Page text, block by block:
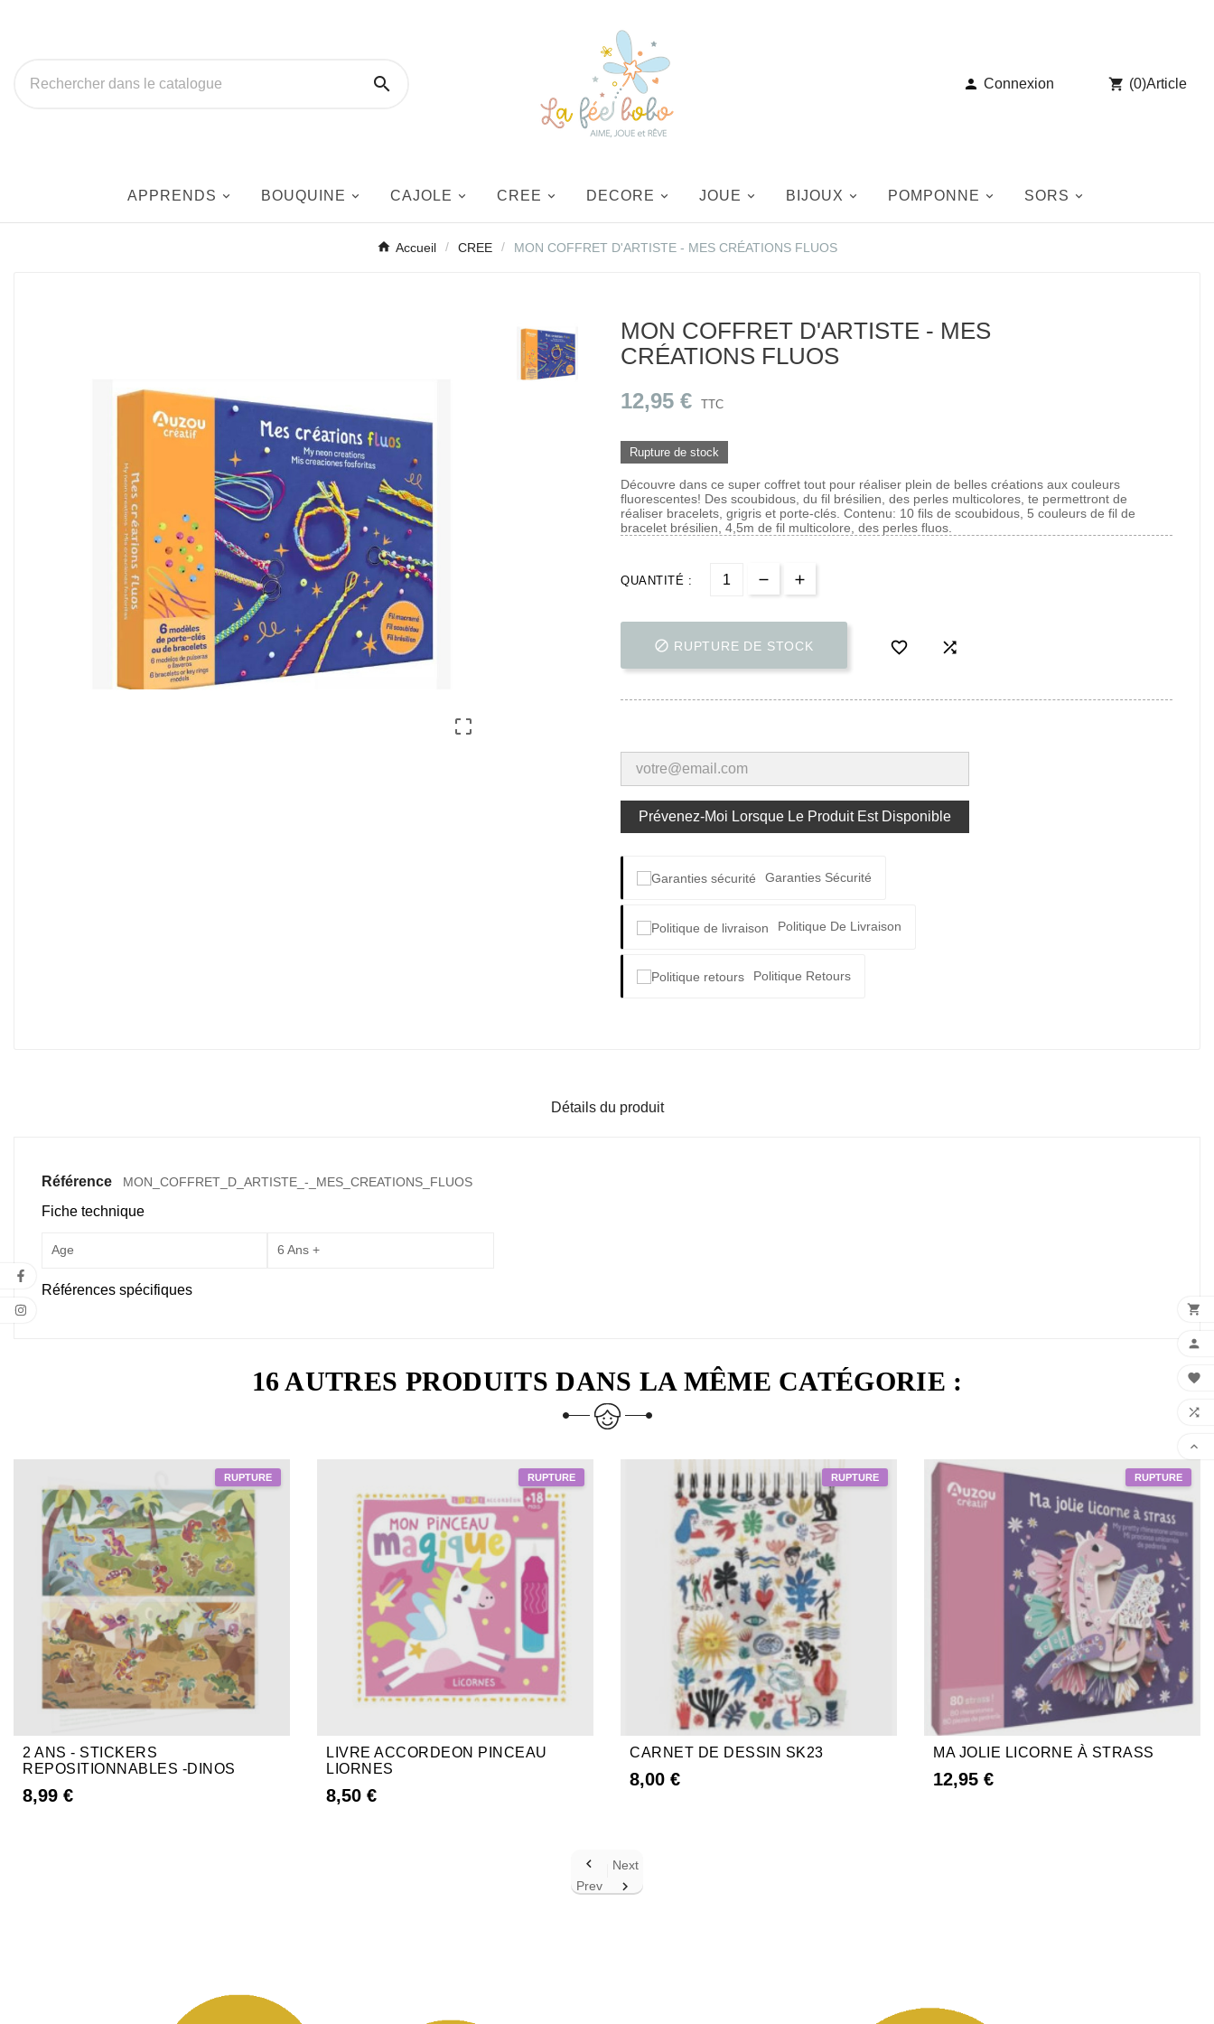
  Connexion  (0)Article
APPRENDS BOUQUINE CAJOLE CREE DECORE JOUE BIJOUX POMPONNE SORS
Accueil CREE MON COFFRET D'ARTISTE - MES CRÉATIONS FLUOS

MON COFFRET D'ARTISTE - MES
CRÉATIONS FLUOS
12,95 € TTC
Rupture de stock
Découvre dans ce super coffret tout pour réaliser plein de belles créations aux couleurs
fluorescentes! Des scoubidous, du fil brésilien, des perles multicolores, te permettront de
réaliser bracelets, grigris et porte-clés. Contenu: 10 fils de scoubidous, 5 couleurs de fil de
bracelet brésilien, 4,5m de fil multicolore, des perles fluos.
QUANTITÉ :
 RUPTURE DE STOCK  
Prévenez-Moi Lorsque Le Produit Est Disponible
Garanties Sécurité
Politique De Livraison
Politique Retours
Détails du produit
Référence MON_COFFRET_D_ARTISTE_-_MES_CREATIONS_FLUOS
Fiche technique
Age 6 Ans +
Références spécifiques
16 AUTRES PRODUITS DANS LA MÊME CATÉGORIE :
2 ANS - STICKERS
REPOSITIONNABLES -DINOS
8,99 €
LIVRE ACCORDEON PINCEAU
LIORNES
8,50 €
CARNET DE DESSIN SK23
8,00 €
MA JOLIE LICORNE À STRASS
12,95 €

Prev
Next





